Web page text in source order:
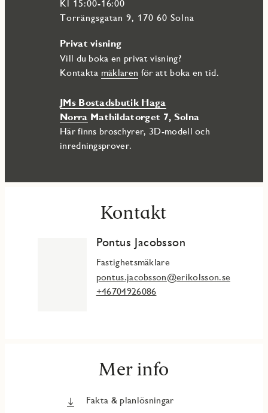
Kl 15:00-16:00
Torrängsgatan 9, 170 60 Solna
Privat visning
Vill du boka en privat visning?
Kontakta mäklaren för att boka en tid.
JMs Bostadsbutik Haga
Norra Mathildatorget 7, Solna
Här finns broschyrer, 3D-modell och
inredningsprover.
Kontakt
Pontus Jacobsson
Fastighetsmäklare
pontus.jacobsson@erikolsson.se
+46704926086
Mer info
Fakta & planlösningar